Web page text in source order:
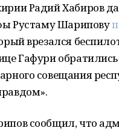
Радий Хабиров
Рустаму Шарипову
врезался
Гафури обратились
совещания
сообщил, что